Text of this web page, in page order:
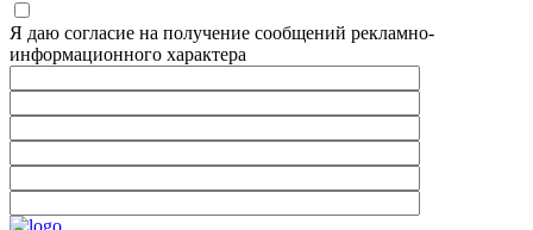
Я даю согласие на получение сообщений рекламно-
информационного характера